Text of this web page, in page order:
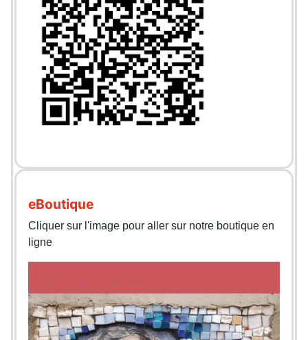
eBoutique
Cliquer sur l'image pour aller sur notre boutique en
ligne